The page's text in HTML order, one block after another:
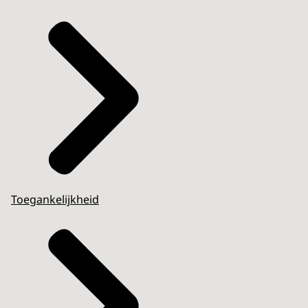
Toegankelijkheid